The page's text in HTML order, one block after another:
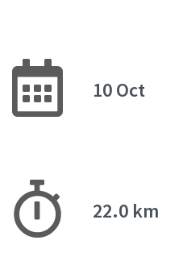
10 Oct
22.0 km